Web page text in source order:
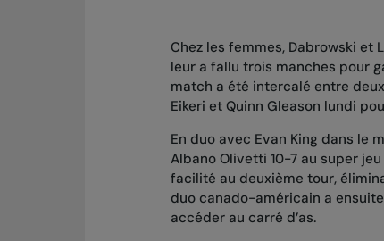
Chez les femmes, Dabrowski
leur a fallu trois manches pour
match a été intercalé entre
Eikeri et Quinn Gleason lundi
En duo avec Evan King dans le
Albano Olivetti 10-7 au super
facilité au deuxième tour,
duo canado-américain a
accéder au carré d’as.